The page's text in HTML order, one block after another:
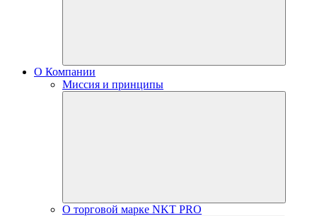
О Компании
Миссия и принципы
О торговой марке NKT PRO